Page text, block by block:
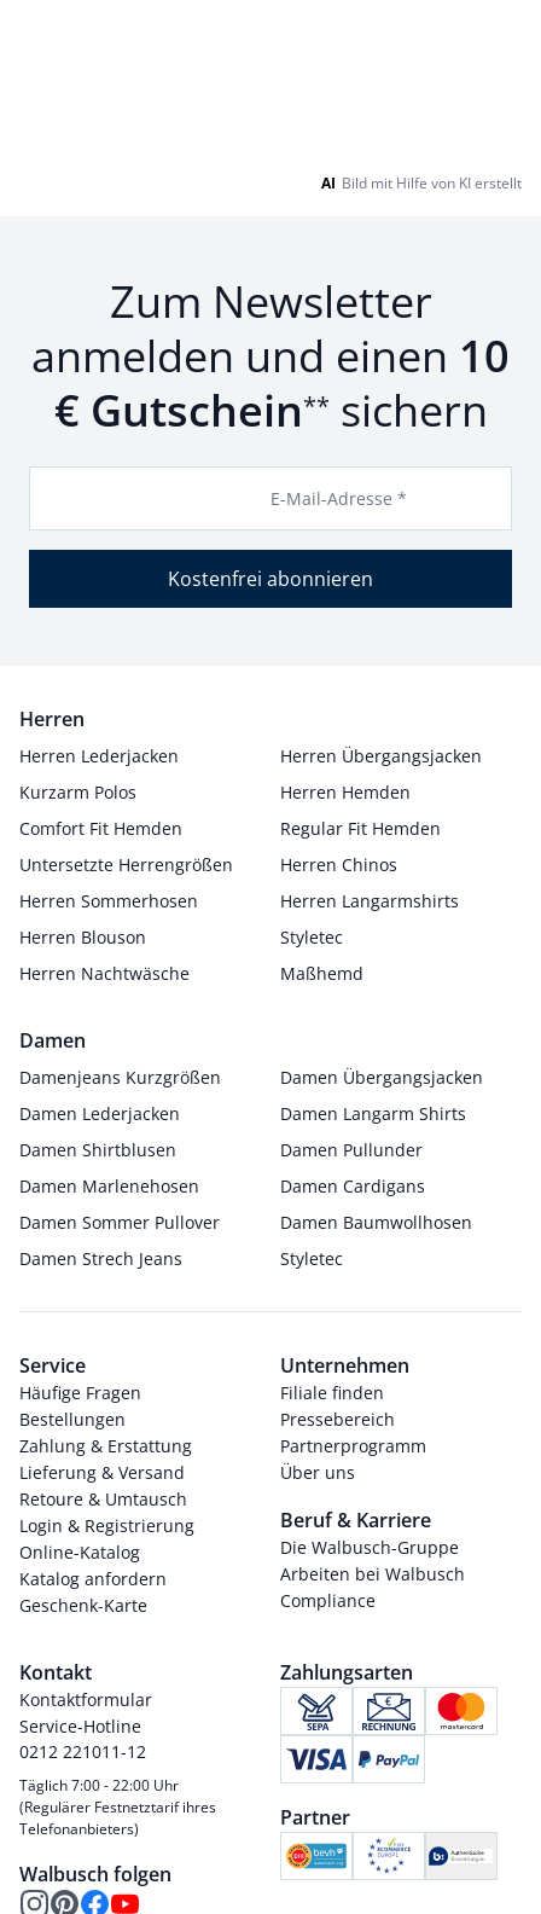
AI Bild mit Hilfe von KI erstellt
Zum Newsletter
anmelden und einen 10
€ Gutschein** sichern
E-Mail-Adresse *
Kostenfrei abonnieren
Herren
Herren Lederjacken
Herren Übergangsjacken
Kurzarm Polos
Herren Hemden
Comfort Fit Hemden
Regular Fit Hemden
Untersetzte Herrengrößen
Herren Chinos
Herren Sommerhosen
Herren Langarmshirts
Herren Blouson
Styletec
Herren Nachtwäsche
Maßhemd
Damen
Damenjeans Kurzgrößen
Damen Übergangsjacken
Damen Lederjacken
Damen Langarm Shirts
Damen Shirtblusen
Damen Pullunder
Damen Marlenehosen
Damen Cardigans
Damen Sommer Pullover
Damen Baumwollhosen
Damen Strech Jeans
Styletec
Service
Häufige Fragen
Bestellungen
Zahlung & Erstattung
Lieferung & Versand
Retoure & Umtausch
Login & Registrierung
Online-Katalog
Katalog anfordern
Geschenk-Karte
Unternehmen
Filiale finden
Pressebereich
Partnerprogramm
Über uns
Beruf & Karriere
Die Walbusch-Gruppe
Arbeiten bei Walbusch
Compliance
Kontakt
Kontaktformular
Service-Hotline
0212 221011-12
Täglich 7:00 - 22:00 Uhr
(Regulärer Festnetztarif ihres
Telefonanbieters)
Walbusch folgen
Zahlungsarten
Partner